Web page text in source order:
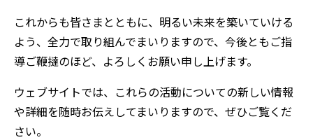
これからも皆さまとともに、明るい未来を築いていける
よう、全力で取り組んでまいりますので、今後ともご指
導ご鞭撻のほど、よろしくお願い申し上げます。
ウェブサイトでは、これらの活動についての新しい情報
や詳細を随時お伝えしてまいりますので、ぜひご覧くだ
さい。